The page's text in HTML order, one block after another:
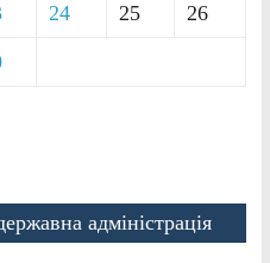
24 25 26
адміністрація